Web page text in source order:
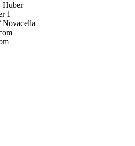
Huber
1
Novacella